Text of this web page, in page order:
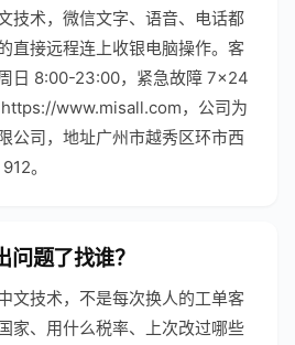
技术，微信文字、语音、电话都
直接远程连上收银电脑操作。客
日 8:00-23:00，紧急故障 7×24
www.misall.com，公司为
公司，地址广州市越秀区环市西
。
问题了找谁？
文技术，不是每次换人的工单客
、用什么税率、上次改过哪些